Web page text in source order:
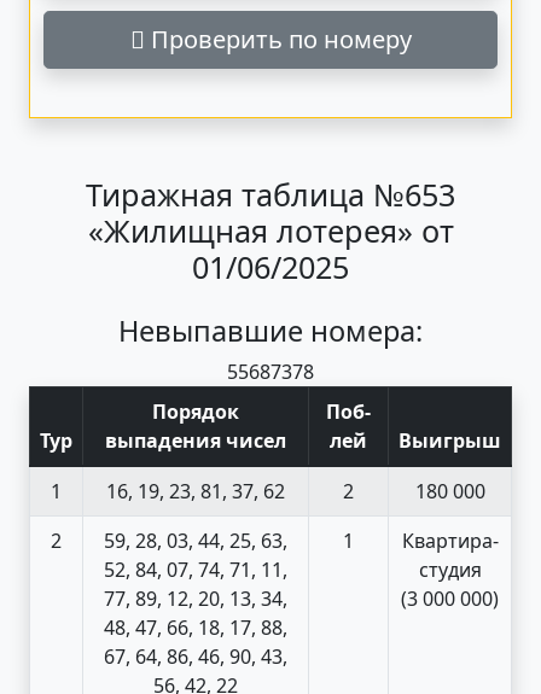
Проверить по номеру
Тиражная таблица №653
«Жилищная лотерея» от
01/06/2025
Невыпавшие номера:
55687378
Тур
Порядок
выпадения чисел
Поб-
лей
Выигрыш
1
16, 19, 23, 81, 37, 62 2
180 000
2
59, 28, 03, 44, 25, 63,
52, 84, 07, 74, 71, 11,
77, 89, 12, 20, 13, 34,
48, 47, 66, 18, 17, 88,
67, 64, 86, 46, 90, 43,
56, 42, 22
1
Квартира-
студия
(3 000 000)